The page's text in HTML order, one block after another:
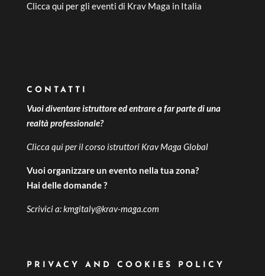
Clicca qui per gli eventi di Krav Maga in Italia
CONTATTI
Vuoi diventare istruttore ed entrare a far parte di una
realtà professionale?
Clicca qui per ilcorso istruttori Krav Maga Global
Vuoi organizzare un evento nella tua zona?
Hai delle domande ?
Scrivici a:kmgitaly@krav-maga.com
PRIVACY AND COOKIES POLICY